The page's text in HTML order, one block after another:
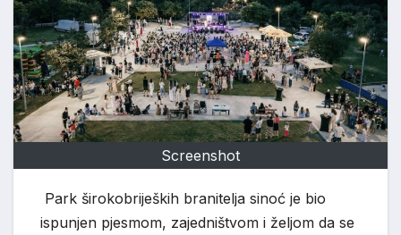
Screenshot
Park širokobrijeških branitelja sinoć je bio
ispunjen pjesmom, zajedništvom i željom da se